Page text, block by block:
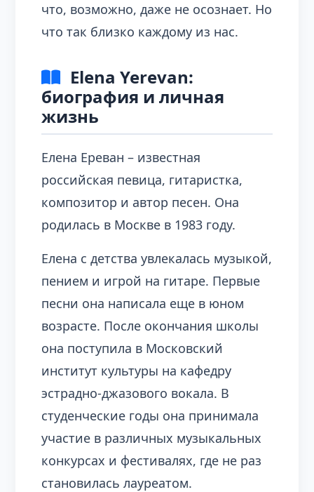
что, возможно, даже не осознает. Но
что так близко каждому из нас.
Elena Yerevan:
биография и личная
жизнь
Елена Ереван – известная
российская певица, гитаристка,
композитор и автор песен. Она
родилась в Москве в 1983 году.
Елена с детства увлекалась музыкой,
пением и игрой на гитаре. Первые
песни она написала еще в юном
возрасте. После окончания школы
она поступила в Московский
институт культуры на кафедру
эстрадно-джазового вокала. В
студенческие годы она принимала
участие в различных музыкальных
конкурсах и фестивалях, где не раз
становилась лауреатом.